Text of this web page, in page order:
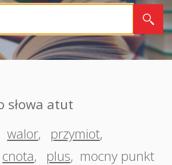
słowa atut
walor, przymiot,
cnota, plus, mocny punkt